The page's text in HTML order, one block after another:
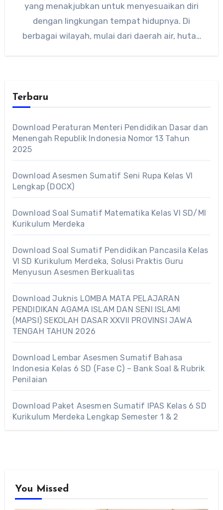
yang menakjubkan untuk menyesuaikan diri
dengan lingkungan tempat hidupnya. Di
berbagai wilayah, mulai dari daerah air, hutan
Terbaru
Download Peraturan Menteri Pendidikan Dasar dan
Menengah Republik Indonesia Nomor 13 Tahun
2025
Download Asesmen Sumatif Seni Rupa Kelas VI
Lengkap (DOCX)
Download Soal Sumatif Matematika Kelas VI SD/MI
Kurikulum Merdeka
Download Soal Sumatif Pendidikan Pancasila Kelas
VI SD Kurikulum Merdeka, Solusi Praktis Guru
Menyusun Asesmen Berkualitas
Download Juknis LOMBA MATA PELAJARAN
PENDIDIKAN AGAMA ISLAM DAN SENI ISLAMI
(MAPSI) SEKOLAH DASAR XXVII PROVINSI JAWA
TENGAH TAHUN 2026
Download Lembar Asesmen Sumatif Bahasa
Indonesia Kelas 6 SD (Fase C) – Bank Soal & Rubrik
Penilaian
Download Paket Asesmen Sumatif IPAS Kelas 6 SD
Kurikulum Merdeka Lengkap Semester 1 & 2
You Missed